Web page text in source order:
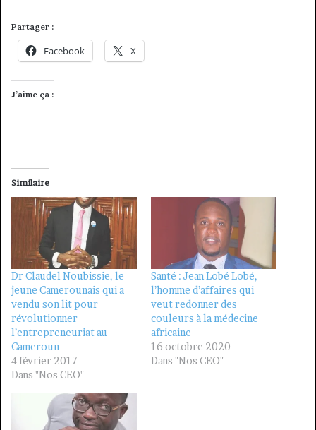
Partager :
Facebook X
J’aime ça :
Similaire
Dr Claudel Noubissie, le
jeune Camerounais qui a
vendu son lit pour
révolutionner
l’entrepreneuriat au
Cameroun
4 février 2017
Dans "Nos CEO"
Santé : Jean Lobé Lobé,
l’homme d’affaires qui
veut redonner des
couleurs à la médecine
africaine
16 octobre 2020
Dans "Nos CEO"